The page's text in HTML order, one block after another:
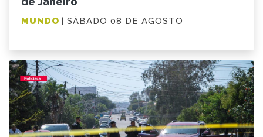
MUNDO | SÁBADO 08 DE AGOSTO